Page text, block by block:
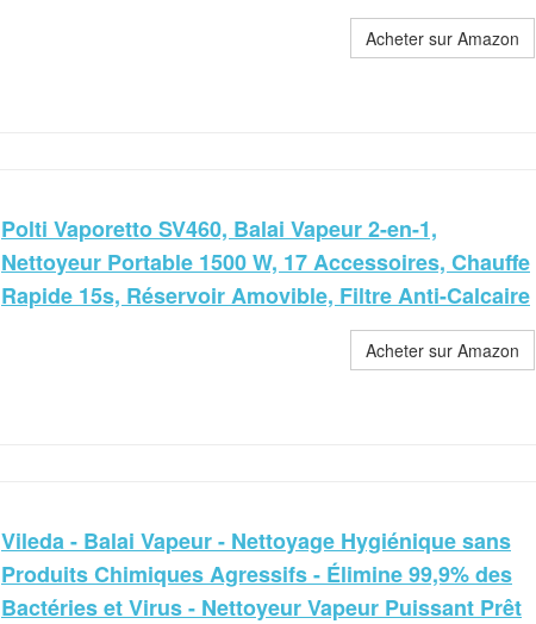
Acheter sur Amazon
Polti Vaporetto SV460, Balai Vapeur 2-en-1,
Nettoyeur Portable 1500 W, 17 Accessoires, Chauffe
Rapide 15s, Réservoir Amovible, Filtre Anti-Calcaire
Acheter sur Amazon
Vileda - Balai Vapeur - Nettoyage Hygiénique sans
Produits Chimiques Agressifs - Élimine 99,9% des
Bactéries et Virus - Nettoyeur Vapeur Puissant Prêt